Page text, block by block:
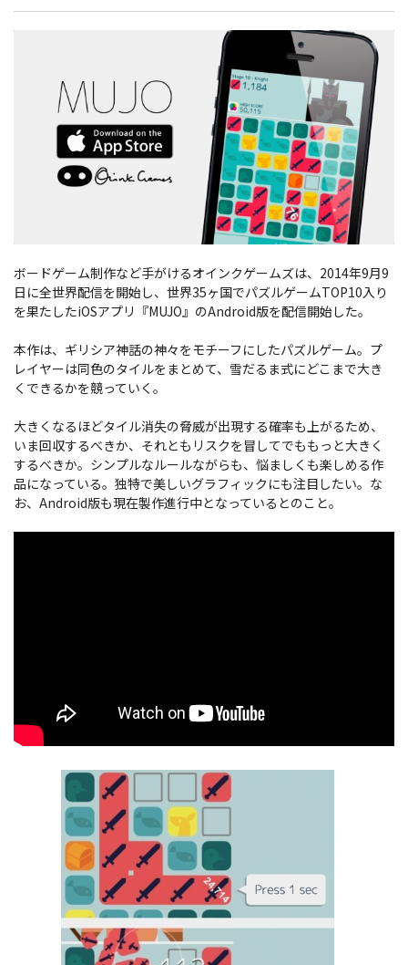
ボードゲーム制作など手がけるオインクゲームズは、2014年9月9
日に全世界配信を開始し、世界35ヶ国でパズルゲームTOP10入り
を果たしたiOSアプリ『MUJO』のAndroid版を配信開始した。
本作は、ギリシア神話の神々をモチーフにしたパズルゲーム。プ
レイヤーは同色のタイルをまとめて、雪だるま式にどこまで大き
くできるかを競っていく。
大きくなるほどタイル消失の脅威が出現する確率も上がるため、
いま回収するべきか、それともリスクを冒してでももっと大きく
するべきか。シンプルなルールながらも、悩ましくも楽しめる作
品になっている。独特で美しいグラフィックにも注目したい。な
お、Android版も現在製作進行中となっているとのこと。